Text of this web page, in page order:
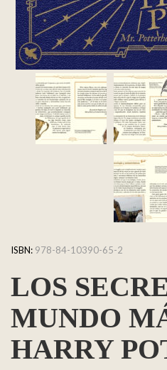
ISBN: 978-84-10390-65-2
LOS
MUNDO
HARRY